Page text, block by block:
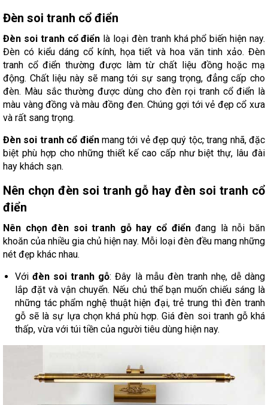
Đèn soi tranh cổ điển
Đèn soi tranh cổ điển là loại đèn tranh khá phổ biến hiện nay.
Đèn có kiểu dáng cổ kính, họa tiết và hoa văn tinh xảo. Đèn
tranh cổ điển thường được làm từ chất liệu đồng hoặc mạ
động. Chất liệu này sẽ mang tới sự sang trọng, đẳng cấp cho
đèn. Màu sắc thường được dùng cho đèn rọi tranh cổ điển là
màu vàng đồng và màu đồng đen. Chúng gợi tới vẻ đẹp cổ xưa
và rất sang trọng.
Đèn soi tranh cổ điểnmang tới vẻ đẹp quý tộc, trang nhã, đặc
biệt phù hợp cho những thiết kế cao cấp như biệt thự, lâu đài
hay khách sạn.
Nên chọn đèn soi tranh gỗ hay đèn soi tranh cổ
điển
Nên chọn đèn soi tranh gỗ hay cổ điểnđang là nỗi băn
khoăn của nhiều gia chủ hiện nay. Mỗi loại đèn đều mang những
nét đẹp khác nhau.
Vớiđèn soi tranh gỗ: Đây là mẫu đèn tranh nhẹ, dễ dàng
lắp đặt và vận chuyển. Nếu chủ thể bạn muốn chiếu sáng là
những tác phẩm nghệ thuật hiện đại, trẻ trung thì đèn tranh
gỗ sẽ là sự lựa chọn khá phù hợp. Giá đèn soi tranh gỗ khá
thấp, vừa với túi tiền của người tiêu dùng hiện nay.